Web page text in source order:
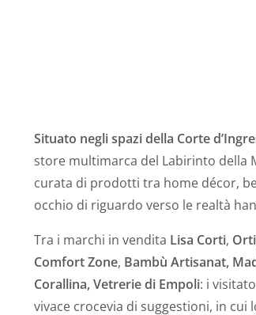
Situato negli spazi della Corte
store multimarca del Labirinto della
curata di prodotti tra home décor,
occhio di riguardo verso le realtà
Tra i marchi in vendita Lisa Corti,
Comfort Zone, Bambù Artisanat,
Corallina, Vetrerie di Empoli: i
vivace crocevia di suggestioni, in cui